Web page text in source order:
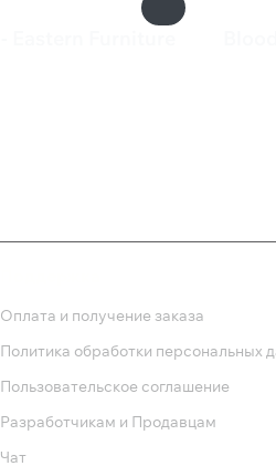
Оплата и получение заказа
Политика обработки персональных
Пользовательское соглашение
Разработчикам и Продавцам
Чат